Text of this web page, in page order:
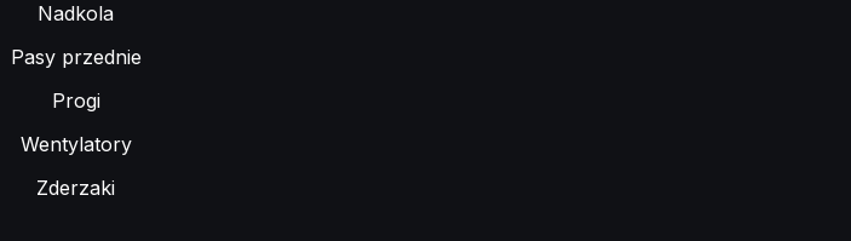
Nadkola
Pasy przednie
Progi
Wentylatory
Zderzaki